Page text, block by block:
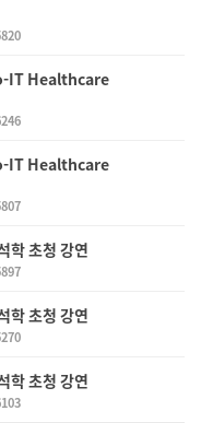
IT Healthcare
IT Healthcare
초청 강연
초청 강연
초청 강연